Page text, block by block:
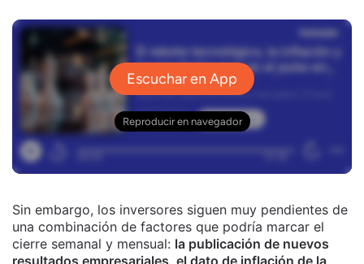
Sin embargo, los inversores siguen muy pendientes de
una combinación de factores que podría marcar el
cierre semanal y mensual: la publicación de nuevos
resultados empresariales, el dato de inflación de la